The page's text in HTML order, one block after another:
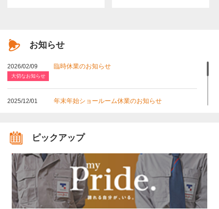
お知らせ
2026/02/09
大切なお知らせ
臨時休業のお知らせ
2025/12/01 年末年始ショールーム休業のお知らせ
2025/03/04 2026年度採用情報につきまして
2021/10/01
大切なお知らせ
弊社にてご提案中のチラシ掲載商品に関するご案
内
2020/02/09 ショールーム閉店のお知らせ
ピックアップ